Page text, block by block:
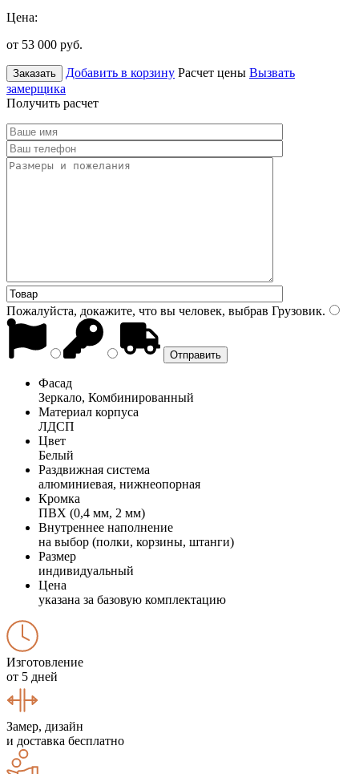
Цена:
от 53 000 руб.
Заказать Добавить в корзину Расчет цены Вызвать
замерщика
Получить расчет
Пожалуйста, докажите, что вы человек, выбрав Грузовик.
Фасад
Зеркало, Комбинированный
Материал корпуса
ЛДСП
Цвет
Белый
Раздвижная система
алюминиевая, нижнеопорная
Кромка
ПВХ (0,4 мм, 2 мм)
Внутреннее наполнение
на выбор (полки, корзины, штанги)
Размер
индивидуальный
Цена
указана за базовую комплектацию
Изготовление
от 5 дней
Замер, дизайн
и доставка бесплатно